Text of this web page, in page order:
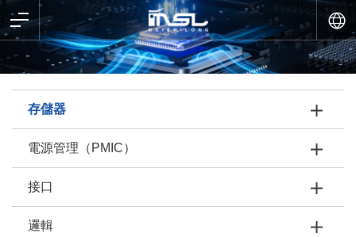
存儲器
電源管理（PMIC）
接口
邏輯